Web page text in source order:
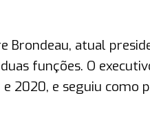
Brondeau, atual
funções. O
2020, e seguiu como